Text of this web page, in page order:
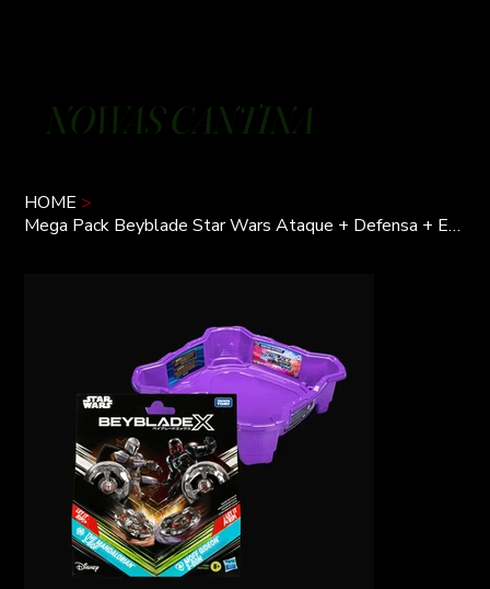
NOWAS CANTINA
HOME >
Mega Pack Beyblade Star Wars Ataque + Defensa + Estadio